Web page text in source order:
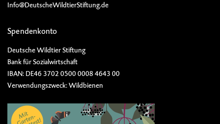
Info@DeutscheWildtierStiftung.de
Spendenkonto
Deutsche Wildtier Stiftung
Bank für Sozialwirtschaft
IBAN: DE46 3702 0500 0008 4643 00
Verwendungszweck: Wildbienen